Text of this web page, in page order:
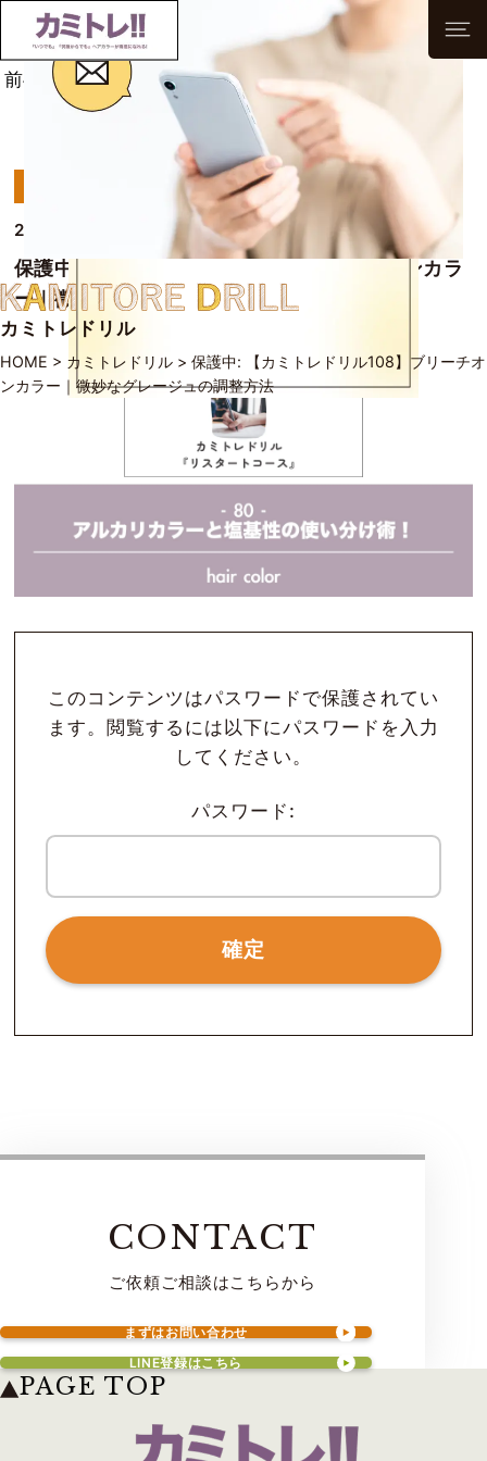
カミトレドリル
HOME > カミトレドリル > 保護中: 【カミトレドリル108】ブリーチオ
ンカラー｜微妙なグレージュの調整方法
前へ 次へ
2026/02/19
保護中: 【カミトレドリル108】ブリーチオンカラ
ー｜微妙なグレージュの調整方法
このコンテンツはパスワードで保護されてい
ます。閲覧するには以下にパスワードを入力
してください。
パスワード:
CONTACT
ご依頼ご相談はこちらから
まずはお問い合わせ
LINE登録はこちら
PAGE TOP